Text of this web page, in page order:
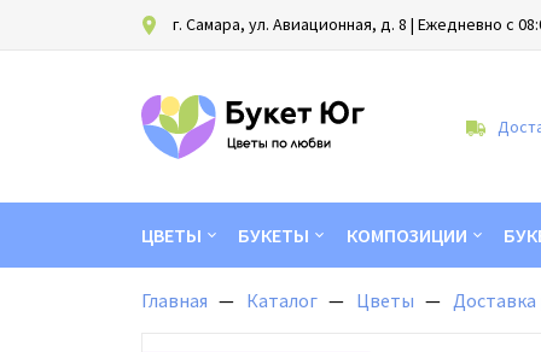
г. Самара, ул. Авиационная, д. 8 | Ежедневно с
ЦВЕТЫ БУКЕТЫ КОМПОЗИЦИИ
Главная Каталог Цветы Доставка